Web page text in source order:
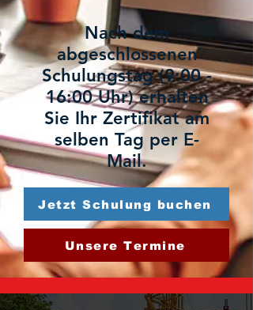
Nach dem
abgeschlossenen
Schulungstag (9:00 -
16:00 Uhr) erhalten
Sie Ihr Zertifikat am
selben Tag per E-
Mail.
Jetzt Schulung buchen
Unsere Termine